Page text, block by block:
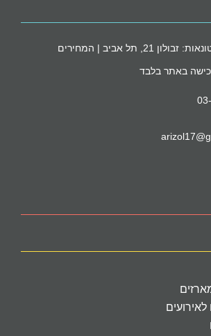
חנות הסיטונאות: זבולון 21, תל אביב | המחירים
באתר בלבד